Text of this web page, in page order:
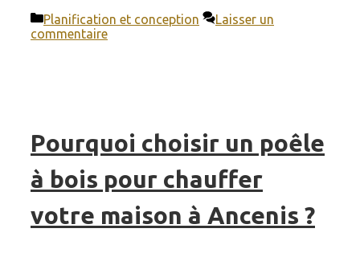
Catégories
Planification et conception
Laisser un
commentaire
Pourquoi choisir un poêle
à bois pour chauffer
votre maison à Ancenis ?